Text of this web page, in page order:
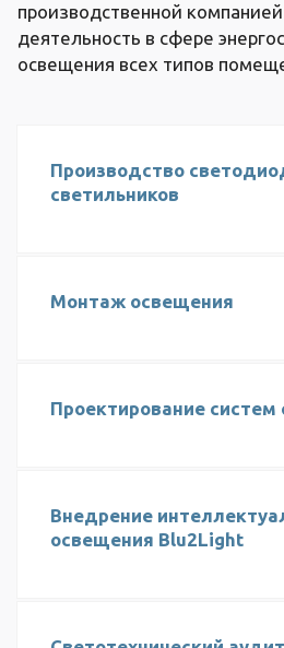
производственной
деятельность в сфере
освещения всех типов
Производство
светильников
Монтаж освещения
Проектирование систем
Внедрение
освещения Blu2Light